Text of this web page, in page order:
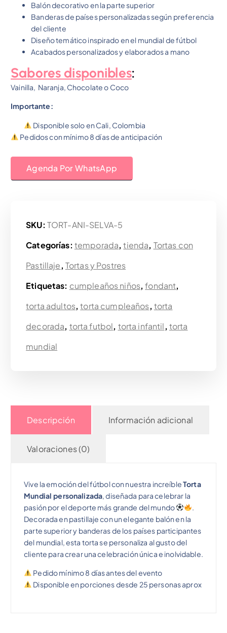
Balón decorativo en la parte superior
Banderas de países personalizadas según preferencia
del cliente
Diseño temático inspirado en el mundial de fútbol
Acabados personalizados y elaborados a mano
Sabores disponibles:
Vainilla, Naranja, Chocolate o Coco
Importante:
Disponible solo en Cali, Colombia
Pedidos con mínimo 8 días de anticipación
Agenda Por WhatsApp
SKU: TORT-ANI-SELVA-5
Categorías: temporada,tienda, Tortas con
Pastillaje, Tortas y Postres
Etiquetas: cumpleaños niños,fondant,
torta adultos,torta cumpleaños, torta
decorada, torta futbol, torta infantil, torta
mundial
Descripción Información adicional
Valoraciones (0)
Vive la emoción del fútbol con nuestra increíbleTorta
Mundial personalizada, diseñada para celebrar la
pasión por el deporte más grande del mundo
.
Decorada en pastillaje con un elegante balón en la
parte superior y banderas de los países participantes
del mundial, esta torta se personaliza al gusto del
cliente para crear una celebración única e inolvidable.
Pedido mínimo 8 días antes del evento
Disponible en porciones desde 25 personas aprox